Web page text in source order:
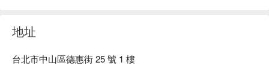
・遊戲不僅考驗反應速度，也是一種運動和視覺的享受。
・玩家可以享受到遊戲的刺激和娛樂，同時也可以體驗到挑戰
地址
台北市中山區德惠街 25 號 1 樓